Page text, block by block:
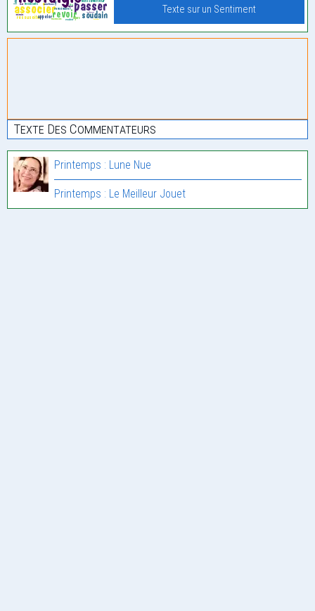
Texte sur un Sentiment
Texte Des Commentateurs
Printemps : Lune Nue
Printemps : Le Meilleur Jouet